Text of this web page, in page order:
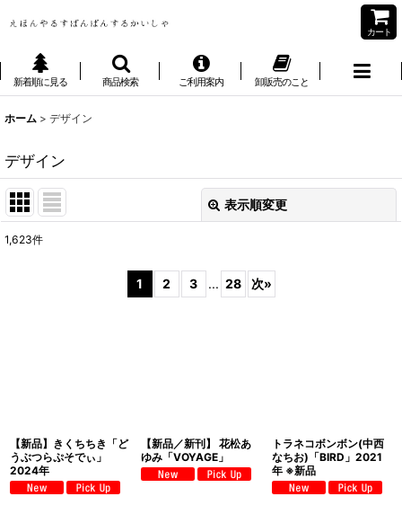
カート
新着順に見る 商品検索 ご利用案内 卸販売のこと
ホーム > デザイン
デザイン
表示順変更
1,623件
1 2 3 ... 28 次»
【新品】きくちちき「ど
うぶつらぷそでぃ」
2024年
【新品／新刊】 花松あ
ゆみ「VOYAGE」
トラネコボンボン(中西
なちお)「BIRD」2021
年 ※新品